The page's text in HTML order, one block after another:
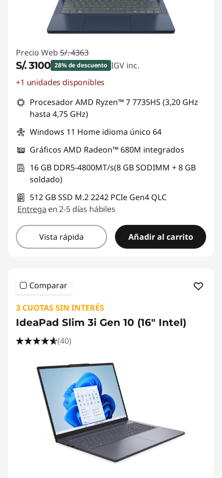
Precio Web S/. 4363
S/. 3100 28% de descuento IGV inc.
Ahorros instantáneos :
+1 unidades disponibles
Procesador AMD Ryzen™ 7 7735HS (3,20 GHz
hasta 4,75 GHz)
Windows 11 Home idioma único 64
Gráficos AMD Radeon™ 680M integrados
16 GB DDR5-4800MT/s(8 GB SODIMM + 8 GB
soldado)
512 GB SSD M.2 2242 PCIe Gen4 QLC
Entrega en 2-5 días hábiles
Vista rápida Añadir al carrito
Comparar
3 CUOTAS SIN INTERÉS
IdeaPad Slim 3i Gen 10 (16" Intel)
(40)